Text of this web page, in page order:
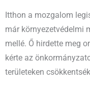
Itthon a mozgalom
már környezetvédelmi
mellé. Ő hirdette meg
kérte az
területeken